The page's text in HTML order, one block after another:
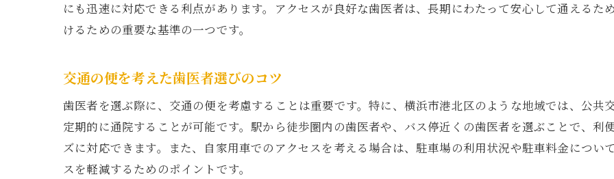
にも迅速に対応できる利点があります。アクセスが良好な歯医者は、長期にわたって安心して通えるた
けるための重要な基準の一つです。
交通の便を考えた歯医者選びのコツ
歯医者を選ぶ際に、交通の便を考慮することは重要です。特に、横浜市港北区のような地域では、公共
定期的に通院することが可能です。駅から徒歩圏内の歯医者や、バス停近くの歯医者を選ぶことで、利
ズに対応できます。また、自家用車でのアクセスを考える場合は、駐車場の利用状況や駐車料金につい
スを軽減するためのポイントです。